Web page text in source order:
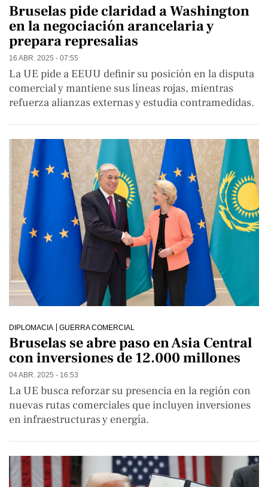
Bruselas pide claridad a Washington
en la negociación arancelaria y
prepara represalias
16 ABR. 2025 - 07:55
La UE pide a EEUU definir su posición en la disputa
comercial y mantiene sus líneas rojas, mientras
refuerza alianzas externas y estudia contramedidas.
DIPLOMACIA GUERRA COMERCIAL
Bruselas se abre paso en Asia Central
con inversiones de 12.000 millones
04 ABR. 2025 - 16:53
La UE busca reforzar su presencia en la región con
nuevas rutas comerciales que incluyen inversiones
en infraestructuras y energía.